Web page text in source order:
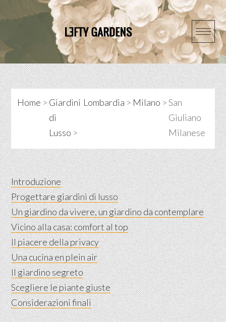
to
Home > Giardini
di
Lusso >
Lombardia > Milano >San
Giuliano
Milanese
Introduzione
Progettare giardini di lusso
Un giardino da vivere, un giardino da contemplare
Vicino alla casa: comfort al top
Il piacere della privacy
Una cucina en plein air
Il giardino segreto
Scegliere le piante giuste
Considerazioni finali